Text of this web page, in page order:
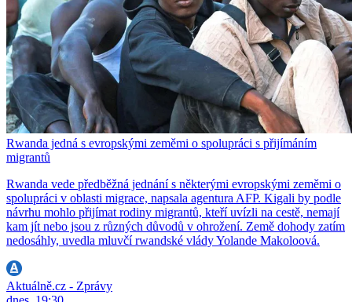
Rwanda jedná s evropskými zeměmi o spolupráci s přijímáním
migrantů
Rwanda vede předběžná jednání s některými evropskými zeměmi o
spolupráci v oblasti migrace, napsala agentura AFP. Kigali by podle
návrhu mohlo přijímat rodiny migrantů, kteří uvízli na cestě, nemají
kam jít nebo jsou z různých důvodů v ohrožení. Země dohody zatím
nedosáhly, uvedla mluvčí rwandské vlády Yolande Makoloová.
Aktuálně.cz - Zprávy